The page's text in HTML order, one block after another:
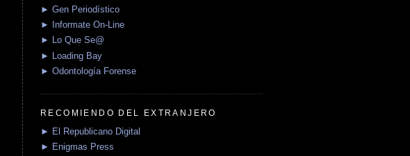
► Gen Periodístico
► Informate On-Line
► Lo Que Se@
► Loading Bay
► Odontología Forense
RECOMIENDO DEL EXTRANJERO
► El Republicano Digital
► Enigmas Press